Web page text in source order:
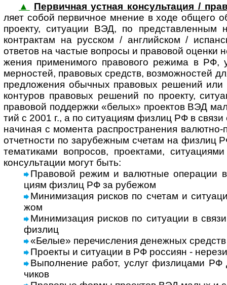
▲
Первичная устная консультация /
ляет собой пер­вич­ное мне­ние в ходе общего
про­екту, ситу­а­ции ВЭД, по пред­став­лен­ным
конт­рак­там на рус­ском / анг­лий­ском /
отве­тов на час­тые воп­росы и пра­во­вой оце­нки
же­ния при­ме­ни­мого пра­во­вого режи­ма в РФ,
мер­нос­тей, пра­во­вых средств, воз­мож­нос­тей
пред­ло­же­ния обыч­ных пра­во­вых реше­ний или
кон­ту­ров пра­во­вых реше­ний по про­екту,
пра­во­вой под­дер­жки «белых» про­ек­тов ВЭД
тий с 2001 г., а по ситу­а­циям физ­лиц РФ в
начи­ная с моме­нта рас­про­ст­ра­не­ния валю­тно-­
отчет­но­сти по зару­беж­ным сче­там на физ­лиц
тема­ти­ками воп­ро­сов, проек­тами,
кон­суль­та­ции могут быть:
Правовой режим и валютные операции
циям физ­лиц РФ за рубе­жом
Минимизация рисков по сче­там и
жом
Минимизация рисков по ситу­а­ции в
физлиц
«Белые» перечисления денеж­ных
Про­ек­ты и ситу­а­ции в РФ рос­сиян -
Выполнение работ, услуг физ­лицами РФ
чиков